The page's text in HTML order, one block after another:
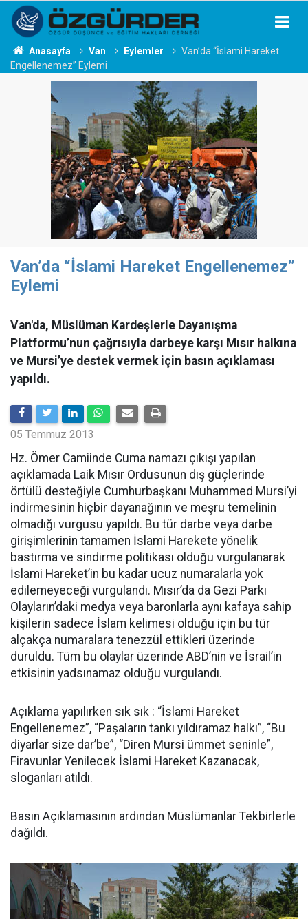
Anasayfa Van Eylemler
Van’da “İslami Hareket
Engellenemez” Eylemi
Van’da “İslami Hareket Engellenemez”
Eylemi
Van'da, Müslüman Kardeşlerle Dayanışma
Platformu’nun çağrısıyla darbeye karşı Mısır halkına
ve Mursi’ye destek vermek için basın açıklaması
yapıldı.
05 Temmuz 2013
Hz. Ömer Camiinde Cuma namazı çıkışı yapılan
açıklamada Laik Mısır Ordusunun dış güçlerinde
örtülü desteğiyle Cumhurbaşkanı Muhammed Mursi’yi
indirmesinin hiçbir dayanağının ve meşru temelinin
olmadığı vurgusu yapıldı. Bu tür darbe veya darbe
girişimlerinin tamamen İslami Harekete yönelik
bastırma ve sindirme politikası olduğu vurgulanarak
İslami Hareket’in bu kadar ucuz numaralarla yok
edilemeyeceği vurgulandı. Mısır’da da Gezi Parkı
Olayların’daki medya veya baronlarla aynı kafaya sahip
kişilerin sadece İslam kelimesi olduğu için bu tür
alçakça numaralara tenezzül ettikleri üzerinde
duruldu. Tüm bu olaylar üzerinde ABD’nin ve İsrail’in
etkisinin yadsınamaz olduğu vurgulandı.
Açıklama yapılırken sık sık : “İslami Hareket
Engellenemez”, “Paşaların tankı yıldıramaz halkı”, “Bu
diyarlar size dar’be”, “Diren Mursi ümmet seninle”,
Firavunlar Yenilecek İslami Hareket Kazanacak,
sloganları atıldı.
Basın Açıklamasının ardından Müslümanlar Tekbirlerle
dağıldı.